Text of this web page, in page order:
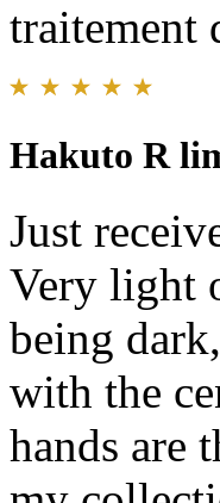
traitement
Hakuto R
Just
Very light
being
with the
hands are